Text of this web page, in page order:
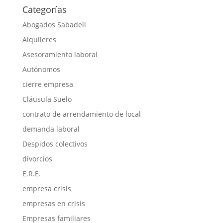
Categorías
Abogados Sabadell
Alquileres
Asesoramiento laboral
Autónomos
cierre empresa
Cláusula Suelo
contrato de arrendamiento de local
demanda laboral
Despidos colectivos
divorcios
E.R.E.
empresa crisis
empresas en crisis
Empresas familiares